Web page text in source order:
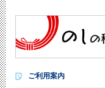
ご利用案内